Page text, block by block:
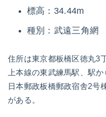
標高：34.44m
種別：武遠三角網
住所は東京都板橋区徳丸3
上本線の東武練馬駅、駅か
日本郵政板橋郵政宿舎2号
がある。